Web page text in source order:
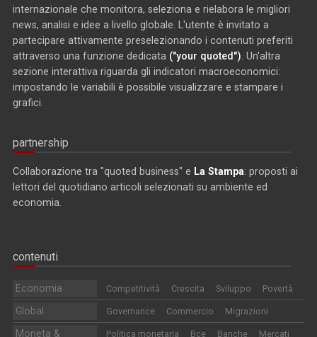
internazionale che monitora, seleziona e rielabora le migliori
news, analisi e idee a livello globale. L'utente è invitato a
partecipare attivamente preselezionando i contenuti preferiti
attraverso una funzione dedicata ("your quoted") . Un'altra
sezione interattiva riguarda gli indicatori macroeconomici:
impostando le variabili è possibile visualizzare e stampare i
grafici.
partnership
Collaborazione tra "quoted business" e La Stampa: proposti ai
lettori del quotidiano articoli selezionati su ambiente ed
economia.
contenuti
Economia Competitività Crescita Sviluppo Povertà
Global Governance Commercio Migrazioni
Moneta &
Politica monetaria Bce Banche Mercati